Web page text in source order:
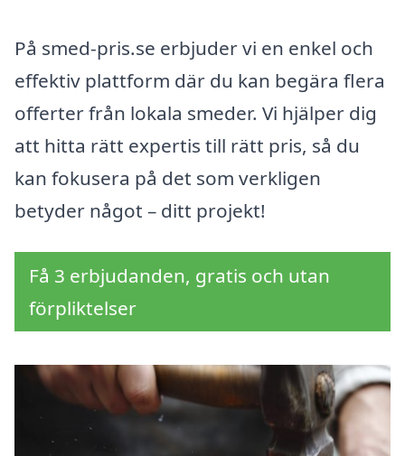
På smed-pris.se erbjuder vi en enkel och
effektiv plattform där du kan begära flera
offerter från lokala smeder. Vi hjälper dig
att hitta rätt expertis till rätt pris, så du
kan fokusera på det som verkligen
betyder något – ditt projekt!
Få 3 erbjudanden, gratis och utan
förpliktelser